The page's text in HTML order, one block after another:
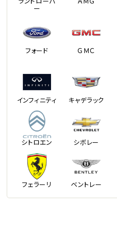
ー
フォード ＧＭＣ
インフィニティ キャデラック
シトロエン シボレー
フェラーリ ベントレー